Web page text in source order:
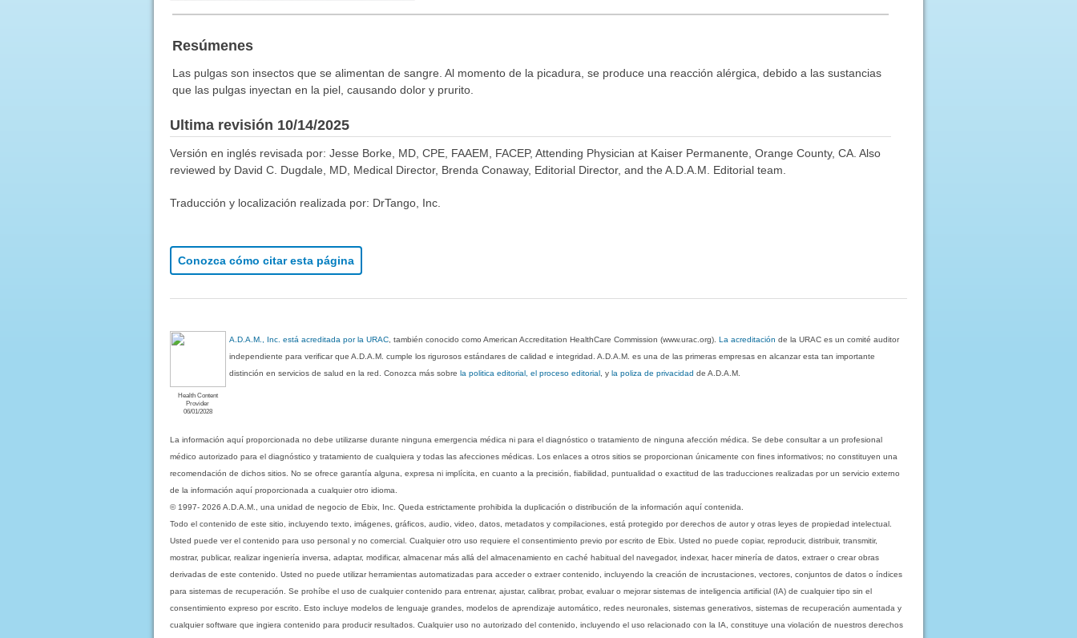
Resúmenes
Las pulgas son insectos que se alimentan de sangre. Al momento de la picadura, se produce una reacción alérgica, debido a las sustancias
que las pulgas inyectan en la piel, causando dolor y prurito.
Ultima revisión 10/14/2025
Versión en inglés revisada por: Jesse Borke, MD, CPE, FAAEM, FACEP, Attending Physician at Kaiser Permanente, Orange County, CA. Also
reviewed by David C. Dugdale, MD, Medical Director, Brenda Conaway, Editorial Director, and the A.D.A.M. Editorial team.
Traducción y localización realizada por: DrTango, Inc.
Conozca cómo citar esta página
Health Content
Provider
06/01/2028
A.D.A.M., Inc. está acreditada por la URAC , también conocido como American Accreditation HealthCare Commission (www.urac.org).La acreditación de la URAC es un comité auditor
independiente para verificar que A.D.A.M. cumple los rigurosos estándares de calidad e integridad. A.D.A.M. es una de las primeras empresas en alcanzar esta tan importante
distinción en servicios de salud en la red. Conozca más sobrela politica editorial, el proceso editorial , yla poliza de privacidad de A.D.A.M.
La información aquí proporcionada no debe utilizarse durante ninguna emergencia médica ni para el diagnóstico o tratamiento de ninguna afección médica. Se debe consultar a un profesional
médico autorizado para el diagnóstico y tratamiento de cualquiera y todas las afecciones médicas. Los enlaces a otros sitios se proporcionan únicamente con fines informativos; no constituyen una
recomendación de dichos sitios. No se ofrece garantía alguna, expresa ni implícita, en cuanto a la precisión, fiabilidad, puntualidad o exactitud de las traducciones realizadas por un servicio externo
de la información aquí proporcionada a cualquier otro idioma.
© 1997- 2026 A.D.A.M., una unidad de negocio de Ebix, Inc. Queda estrictamente prohibida la duplicación o distribución de la información aquí contenida.
Todo el contenido de este sitio, incluyendo texto, imágenes, gráficos, audio, video, datos, metadatos y compilaciones, está protegido por derechos de autor y otras leyes de propiedad intelectual.
Usted puede ver el contenido para uso personal y no comercial. Cualquier otro uso requiere el consentimiento previo por escrito de Ebix. Usted no puede copiar, reproducir, distribuir, transmitir,
mostrar, publicar, realizar ingeniería inversa, adaptar, modificar, almacenar más allá del almacenamiento en caché habitual del navegador, indexar, hacer minería de datos, extraer o crear obras
derivadas de este contenido. Usted no puede utilizar herramientas automatizadas para acceder o extraer contenido, incluyendo la creación de incrustaciones, vectores, conjuntos de datos o índices
para sistemas de recuperación. Se prohíbe el uso de cualquier contenido para entrenar, ajustar, calibrar, probar, evaluar o mejorar sistemas de inteligencia artificial (IA) de cualquier tipo sin el
consentimiento expreso por escrito. Esto incluye modelos de lenguaje grandes, modelos de aprendizaje automático, redes neuronales, sistemas generativos, sistemas de recuperación aumentada y
cualquier software que ingiera contenido para producir resultados. Cualquier uso no autorizado del contenido, incluyendo el uso relacionado con la IA, constituye una violación de nuestros derechos